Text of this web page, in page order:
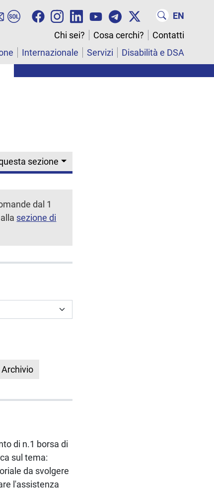
EN
Chi sei?
Cosa cerchi?
Contatti
Internazionale Servizi Disabilità e DSA
sezione
dal 1
sezione di
Archivio
di n.1 borsa di
sul tema:
da svolgere
l'assistenza